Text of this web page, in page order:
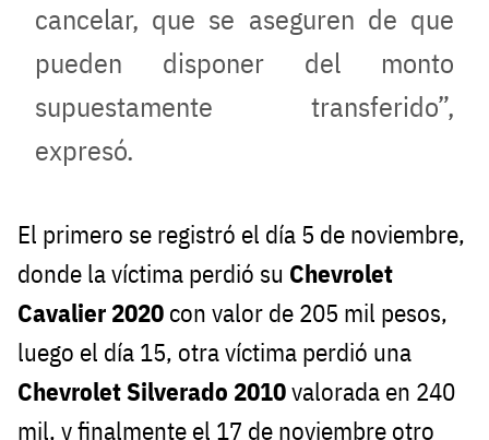
cancelar, que se aseguren de que
pueden disponer del monto
supuestamente transferido”,
expresó.
El primero se registró el día 5 de noviembre,
donde la víctima perdió su Chevrolet
Cavalier 2020 con valor de 205 mil pesos,
luego el día 15, otra víctima perdió una
Chevrolet Silverado 2010valorada en 240
mil, y finalmente el 17 de noviembre otro